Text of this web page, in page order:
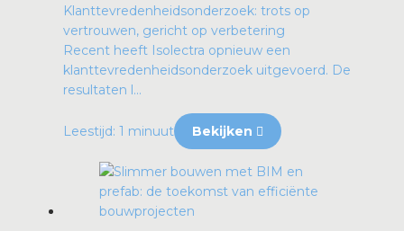
Klanttevredenheidsonderzoek: trots op
vertrouwen, gericht op verbetering
Recent heeft Isolectra opnieuw een
klanttevredenheidsonderzoek uitgevoerd. De
resultaten l...
Leestijd: 1 minuut Bekijken